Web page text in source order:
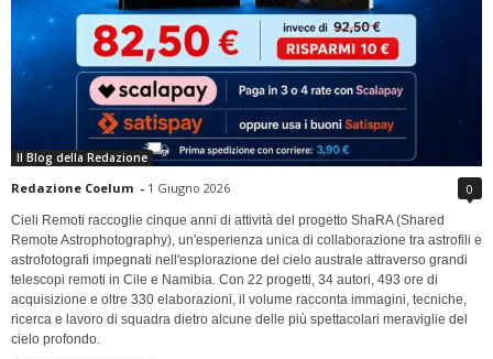
Il Blog della Redazione
Redazione Coelum - 1 Giugno 2026 0
Cieli Remoti raccoglie cinque anni di attività del progetto ShaRA (Shared
Remote Astrophotography), un'esperienza unica di collaborazione tra astrofili e
astrofotografi impegnati nell'esplorazione del cielo australe attraverso grandi
telescopi remoti in Cile e Namibia. Con 22 progetti, 34 autori, 493 ore di
acquisizione e oltre 330 elaborazioni, il volume racconta immagini, tecniche,
ricerca e lavoro di squadra dietro alcune delle più spettacolari meraviglie del
cielo profondo.